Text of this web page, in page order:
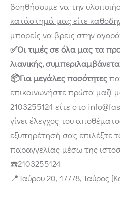
βοηθήσουμε να την
κατάστημά μας είτε
μπορείς να βρεις στην
✅Οι τιμές σε όλα μας τα
λιανικής,
📦Για μεγάλες ποσότητες
επικοινωνήστε πρώτα μαζί
2103255124 είτε στο
γίνει έλεγχος του
εξυπηρέτησή σας επιλέξτε
παραγγελίας μέσω της
☎️2103255124
📍Ταύρου 20, 17778, Ταύρος